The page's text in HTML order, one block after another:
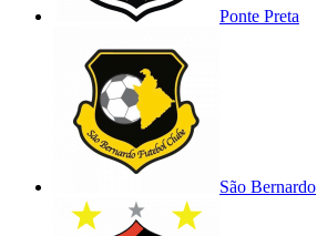
Ponte Preta
São Bernardo